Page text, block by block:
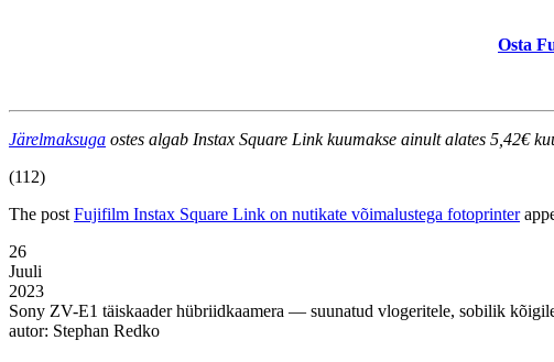
Osta
Järelmaksuga ostes algab Instax Square Link kuumakse ainult alates 5,42€
(112)
The post Fujifilm Instax Square Link on nutikate võimalustega fotoprinter
26
Juuli
2023
Sony ZV-E1 täiskaader hübriidkaamera — suunatud vlogeritele, sobilik
autor: Stephan Redko